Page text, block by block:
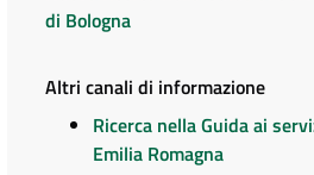
di Bologna
Altri canali di informazione
Ricerca nella Guida ai
Emilia Romagna